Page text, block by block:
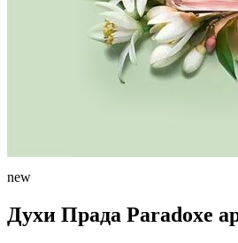
new
Духи Прада Paradoxe